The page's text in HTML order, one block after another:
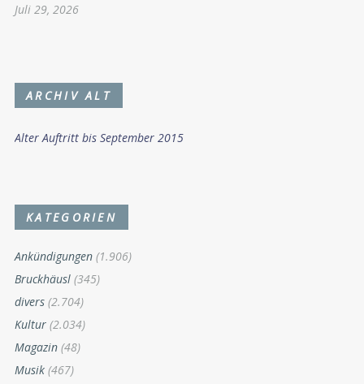
Juli 29, 2026
ARCHIV ALT
Alter Auftritt bis September 2015
KATEGORIEN
Ankündigungen (1.906)
Bruckhäusl (345)
divers (2.704)
Kultur (2.034)
Magazin (48)
Musik (467)